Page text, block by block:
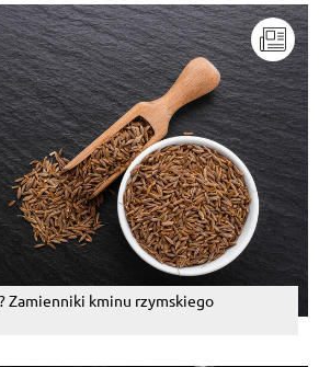
Zamienniki kminu rzymskiego